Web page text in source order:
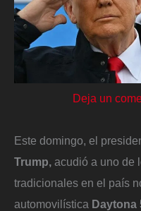
Deja un
Este domingo, el
Trump, acudió a uno de
tradicionales en el país
automovilística Daytona